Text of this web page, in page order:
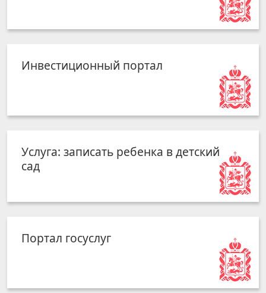
Инвестиционный портал
Услуга: записать ребенка в детский
сад
Портал госуслуг